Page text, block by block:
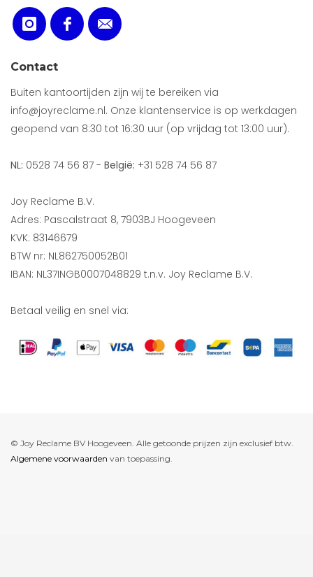
Contact
Buiten kantoortijden zijn wij te bereiken via
info@joyreclame.nl. Onze klantenservice is op werkdagen
geopend van 8:30 tot 16:30 uur (op vrijdag tot 13:00 uur).
NL: 0528 74 56 87 - België: +31 528 74 56 87
Joy Reclame B.V.
Adres: Pascalstraat 8, 7903BJ Hoogeveen
KVK: 83146679
BTW nr: NL862750052B01
IBAN: NL37INGB0007048829 t.n.v. Joy Reclame B.V.
Betaal veilig en snel via:
© Joy Reclame BV Hoogeveen. Alle getoonde prijzen zijn exclusief btw.
Algemene voorwaarden van toepassing.